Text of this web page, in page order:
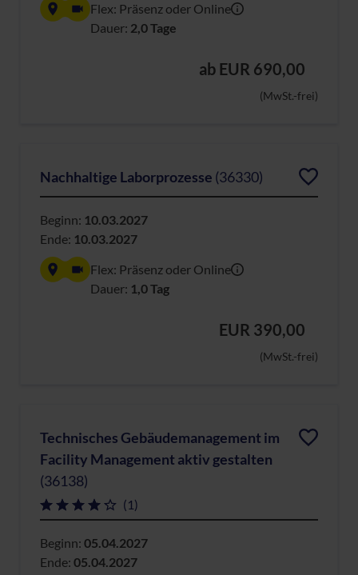
Flex: Präsenz oder Online
Dauer: 2,0 Tage
ab EUR 690,00
(MwSt.-frei)
Nachhaltige Laborprozesse (36330)
Beginn: 10.03.2027
Ende: 10.03.2027
Flex: Präsenz oder Online
Dauer: 1,0 Tag
EUR 390,00
(MwSt.-frei)
Technisches Gebäudemanagement im
Facility Management aktiv gestalten
(36138)
(1)
Beginn: 05.04.2027
Ende: 05.04.2027